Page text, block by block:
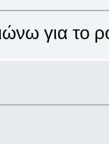
για το